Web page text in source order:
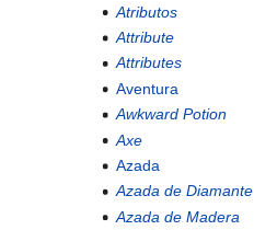
Atributos
Attribute
Attributes
Aventura
Awkward Potion
Axe
Azada
Azada de Diamante
Azada de Madera